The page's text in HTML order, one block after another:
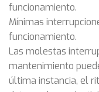
funcionamiento.
Mínimas
funcionamiento.
Las molestas
mantenimiento
última instancia, el